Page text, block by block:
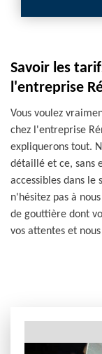
Savoir les
l'entreprise
Vous voulez
chez l'entreprise
expliquerons tout.
détaillé et ce, sans
accessibles dans
n'hésitez pas à
de gouttière dont
vos attentes et